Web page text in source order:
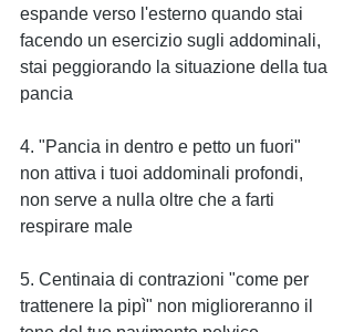
espande verso l'esterno quando stai
facendo un esercizio sugli addominali,
stai peggiorando la situazione della tua
pancia
4. "Pancia in dentro e petto un fuori"
non attiva i tuoi addominali profondi,
non serve a nulla oltre che a farti
respirare male
5. Centinaia di contrazioni "come per
trattenere la pipì" non miglioreranno il